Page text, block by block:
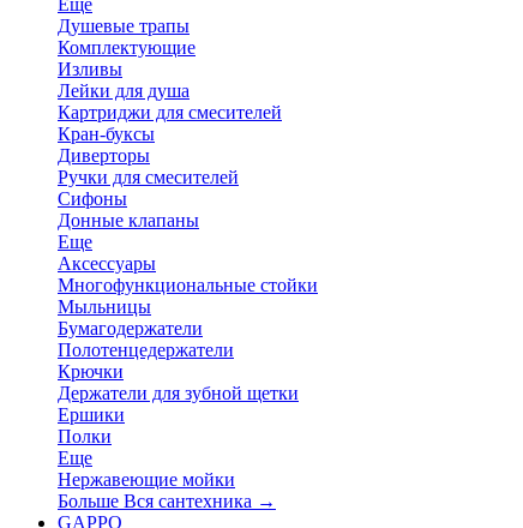
Еще
Душевые трапы
Комплектующие
Изливы
Лейки для душа
Картриджи для смесителей
Кран-буксы
Диверторы
Ручки для смесителей
Сифоны
Донные клапаны
Еще
Аксессуары
Многофункциональные стойки
Мыльницы
Бумагодержатели
Полотенцедержатели
Крючки
Держатели для зубной щетки
Ершики
Полки
Еще
Нержавеющие мойки
Больше Вся сантехника →
GAPPO